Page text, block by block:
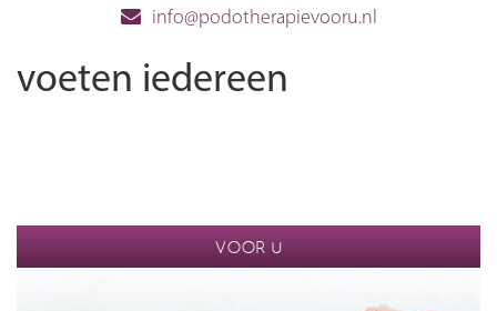
info@podotherapievooru.nl
voeten iedereen
VOOR U